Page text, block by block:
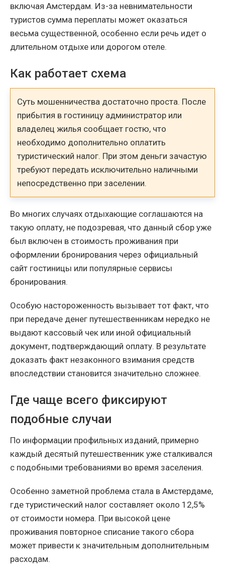
включая Амстердам. Из-за невнимательности
туристов сумма переплаты может оказаться
весьма существенной, особенно если речь идет о
длительном отдыхе или дорогом отеле.
Как работает схема
Суть мошенничества достаточно проста. После
прибытия в гостиницу администратор или
владелец жилья сообщает гостю, что
необходимо дополнительно оплатить
туристический налог. При этом деньги зачастую
требуют передать исключительно наличными
непосредственно при заселении.
Во многих случаях отдыхающие соглашаются на
такую оплату, не подозревая, что данный сбор уже
был включен в стоимость проживания при
оформлении бронирования через официальный
сайт гостиницы или популярные сервисы
бронирования.
Особую настороженность вызывает тот факт, что
при передаче денег путешественникам нередко не
выдают кассовый чек или иной официальный
документ, подтверждающий оплату. В результате
доказать факт незаконного взимания средств
впоследствии становится значительно сложнее.
Где чаще всего фиксируют
подобные случаи
По информации профильных изданий, примерно
каждый десятый путешественник уже сталкивался
с подобными требованиями во время заселения.
Особенно заметной проблема стала в Амстердаме,
где туристический налог составляет около 12,5%
от стоимости номера. При высокой цене
проживания повторное списание такого сбора
может привести к значительным дополнительным
расходам.